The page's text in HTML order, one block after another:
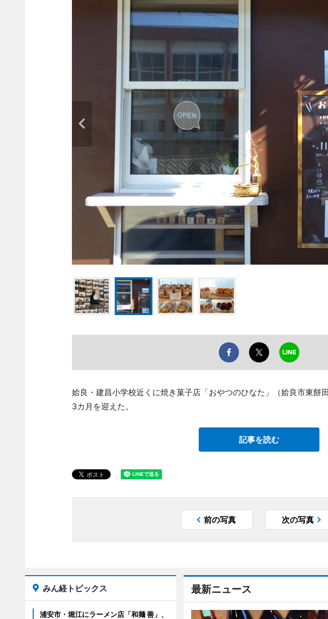
姶良・建昌小学校近くに焼き菓子店「おやつのひなた」（姶良市東餅
3カ月を迎えた。
記事を読む
前の写真 次の写真
最新ニュース
みん経トピックス
浦安市・堀江にラーメン店「和麺 善」、